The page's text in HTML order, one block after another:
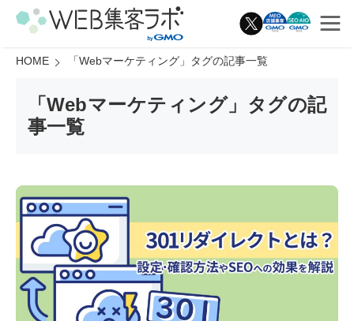
HOME 「Webマーケティング 」タグの記事一覧
「Webマーケティング」タグの記
事一覧